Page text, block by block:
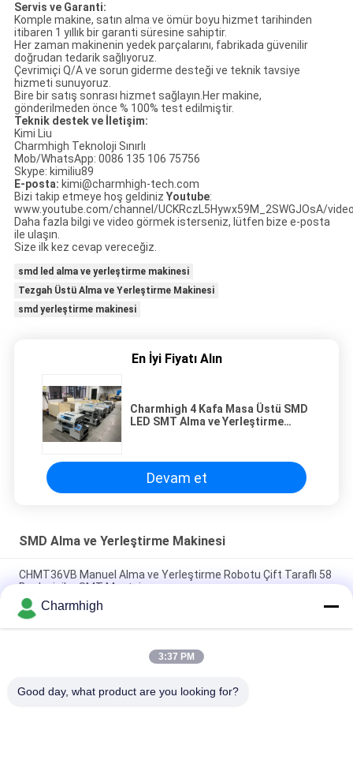
Servis ve Garanti:
Komple makine, satın alma ve ömür boyu hizmet tarihinden
itibaren 1 yıllık bir garanti süresine sahiptir.
Her zaman makinenin yedek parçalarını, fabrikada güvenilir
doğrudan tedarik sağlıyoruz.
Çevrimiçi Q/A ve sorun giderme desteği ve teknik tavsiye
hizmeti sunuyoruz.
Bire bir satış sonrası hizmet sağlayın.Her makine,
gönderilmeden önce % 100% test edilmiştir.
Teknik destek ve İletişim:
Kimi Liu
Charmhigh Teknoloji Sınırlı
Mob/WhatsApp: 0086 135 106 75756
Skype: kimiliu89
E-posta: kimi@charmhigh-tech.com
Bizi takip etmeye hoş geldiniz Youtube:
www.youtube.com/channel/UCKRczL5Hywx59M_2SWGJOsA/
Daha fazla bilgi ve video görmek isterseniz, lütfen bize e-posta
ile ulaşın.
Size ilk kez cevap vereceğiz.
smd led alma ve yerleştirme makinesi
Tezgah Üstü Alma ve Yerleştirme Makinesi
smd yerleştirme makinesi
En İyi Fiyatı Alın
Charmhigh 4 Kafa Masa Üstü SMD
LED SMT Alma ve Yerleştirme
Devam et
SMD Alma ve Yerleştirme Makinesi
CHMT36VB Manuel Alma ve Yerleştirme Robotu Çift Taraflı 58
Besleyiciler SMT Montajı
2 Kafa 58 Besleyici CHMT48VB Masaüstü SMD Al ve Yerleştir
Robotu Hepsi Bir Arada Chip Mounter
Kompakt Endüstriyel SMD Al ve Yerleştir Makinesi TC06 PCB
Charmhigh
3:37 PM
Good day, what product are you looking for?